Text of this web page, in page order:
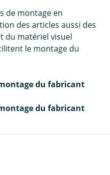
de montage en
des articles aussi des
du matériel visuel
le montage du
du fabricant
du fabricant